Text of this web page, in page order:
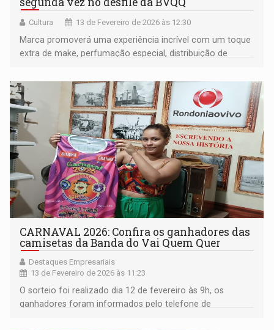
Cultura 13 de Fevereiro de 2026 às 12:30
Marca promoverá uma experiência incrível com um toque
extra de make, perfumação especial, distribuição de
CARNAVAL 2026: Confira os ganhadores das
camisetas da Banda do Vai Quem Quer
Destaques Empresariais
13 de Fevereiro de 2026 às 11:23
O sorteio foi realizado dia 12 de fevereiro às 9h, os
ganhadores foram informados pelo telefone de